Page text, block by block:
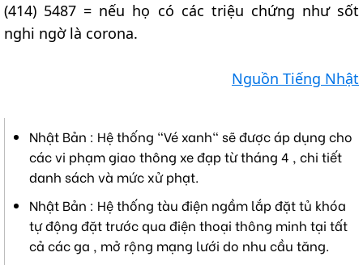
(414) 5487 = nếu họ có các triệu chứng như sốt
nghi ngờ là corona.
Nguồn Tiếng Nhật
Nhật Bản : Hệ thống "Vé xanh" sẽ được áp dụng cho
các vi phạm giao thông xe đạp từ tháng 4 , chi tiết
danh sách và mức xử phạt.
Nhật Bản : Hệ thống tàu điện ngầm lắp đặt tủ khóa
tự động đặt trước qua điện thoại thông minh tại tất
cả các ga , mở rộng mạng lưới do nhu cầu tăng.